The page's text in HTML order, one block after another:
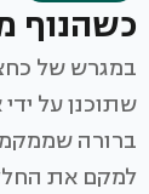
כשהנוף
במגרש של
שתוכנן על
ברורה
למקם את